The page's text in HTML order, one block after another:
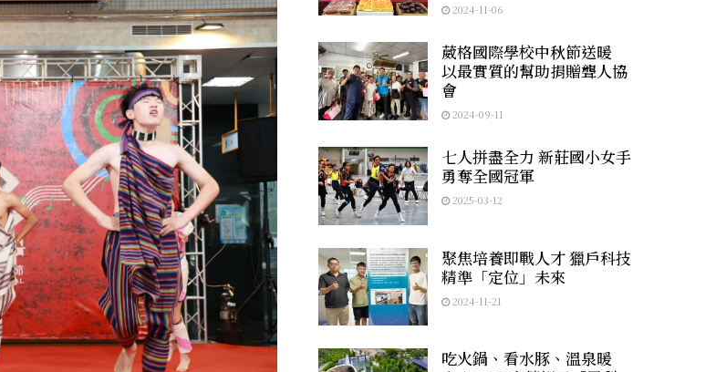
2024-11-06
葳格國際學校中秋節送暖
以最實質的幫助捐贈聾人協
會
2024-09-11
七人拼盡全力 新莊國小女手
勇奪全國冠軍
2025-03-12
聚焦培養即戰人才 獵戶科技
精準「定位」未來
2024-11-21
吃火鍋、看水豚、溫泉暖